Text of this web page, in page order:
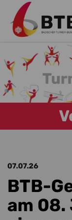
Zum Hauptinhalt
07.07.26
BTB-
am 08.